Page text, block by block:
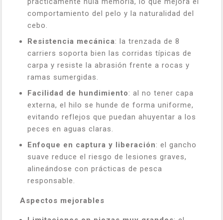
comportamiento del pelo y la naturalidad del
cebo.
Resistencia mecánica: la trenzada de 8
carriers soporta bien las corridas típicas de
carpa y resiste la abrasión frente a rocas y
ramas sumergidas.
Facilidad de hundimiento: al no tener capa
externa, el hilo se hunde de forma uniforme,
evitando reflejos que puedan ahuyentar a los
peces en aguas claras.
Enfoque en captura y liberación: el gancho
suave reduce el riesgo de lesiones graves,
alineándose con prácticas de pesca
responsable.
Aspectos mejorables